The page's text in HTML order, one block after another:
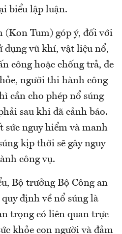
biểu lập luận.
(Kon Tum) góp ý, đối với
dụng vũ khí, vật liệu nổ,
công hoặc chống trả, đe
người thi hành công
cần cho phép nổ súng
sau khi đã cảnh báo.
sức nguy hiểm và manh
kịp thời sẽ gây nguy
công vụ.
Bộ trưởng Bộ Công an
định về nổ súng là
trọng có liên quan trực
khỏe con người và đảm